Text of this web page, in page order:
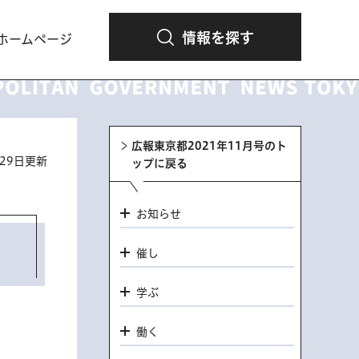
ームページ 情報を探す
日更新
広報東京都2021年11月号のト
ップに戻る
お知らせ
催し
学ぶ
働く